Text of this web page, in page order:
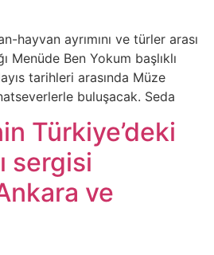
hayvan ayrımını ve türler arası
Menüde Ben Yokum başlıklı
tarihleri arasında Müze
buluşacak. Seda
Türkiye’deki
sergisi
ve